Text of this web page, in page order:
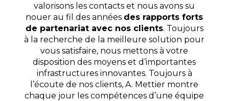
valorisons les contacts et nous avons su
nouer au fil des années des rapports forts
de partenariat avec nos clients. Toujours
à la recherche de la meilleure solution pour
vous satisfaire, nous mettons à votre
disposition des moyens et d’importantes
infrastructures innovantes. Toujours à
l’écoute de nos clients, A. Mettier montre
chaque jour les compétences d’une équipe